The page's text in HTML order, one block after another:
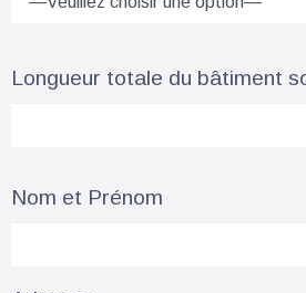
Longueur totale du bâtiment
Nom et Prénom